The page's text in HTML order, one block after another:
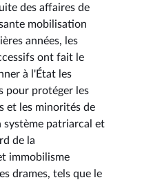
des affaires de
mobilisation
années, les
ont fait le
à l'État les
pour protéger les
et les minorités de
système patriarcal et
de la
immobilisme
drames, tels que le